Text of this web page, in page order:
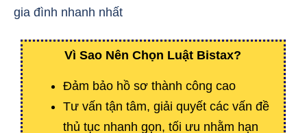
gia đình nhanh nhất
Vì Sao Nên Chọn Luật Bistax?
Đảm bảo hồ sơ thành công cao
Tư vấn tận tâm, giải quyết các vấn đề
thủ tục nhanh gọn, tối ưu nhằm hạn